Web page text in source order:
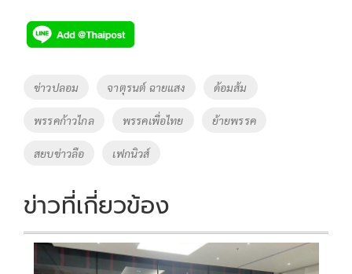
e
b
o
o
k
tt
er
p
y
Li
k
Tags
ข่าวปลอม จาตุรนต์ ฉายแสง ด้อมส้ม
พรรคก้าวไกล พรรคเพื่อไทย ย้ายพรรค
สยบข่าวลือ เฟกนิวส์
ข่าวที่เกี่ยวข้อง